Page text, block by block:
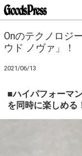
Onのテクノロジ
ウド ノヴァ」！
2021/06/13
■ハイパフォーマ
を同時に楽しめる